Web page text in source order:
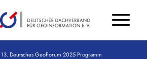
13. Deutsches GeoForum 2025 Programm